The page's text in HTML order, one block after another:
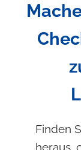
Finden
heraus,